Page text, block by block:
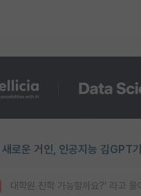
로운 거인, 인공지능 김GPT
대학원 진학 가능할까요?’ 라고